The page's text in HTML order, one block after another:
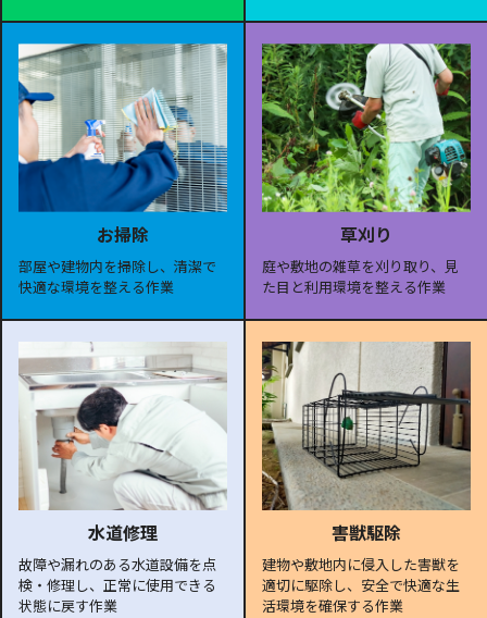
お掃除
部屋や建物内を掃除し、清潔で
快適な環境を整える作業
草刈り
庭や敷地の雑草を刈り取り、見
た目と利用環境を整える作業
水道修理
故障や漏れのある水道設備を点
検・修理し、正常に使用できる
状態に戻す作業
害獣駆除
建物や敷地内に侵入した害獣を
適切に駆除し、安全で快適な生
活環境を確保する作業